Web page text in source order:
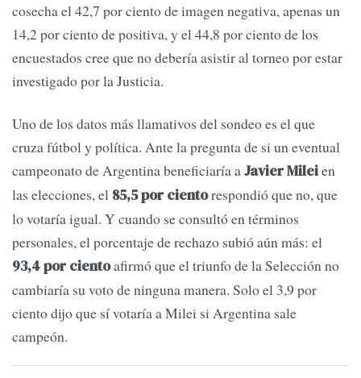
cosecha el 42,7 por ciento de imagen negativa, apenas un
14,2 por ciento de positiva, y el 44,8 por ciento de los
encuestados cree que no debería asistir al torneo por estar
investigado por la Justicia.
Uno de los datos más llamativos del sondeo es el que
cruza fútbol y política. Ante la pregunta de si un eventual
campeonato de Argentina beneficiaría aJavier Mileien
las elecciones, el 85,5 por cientorespondió que no, que
lo votaría igual. Y cuando se consultó en términos
personales, el porcentaje de rechazo subió aún más: el
93,4 por cientoafirmó que el triunfo de la Selección no
cambiaría su voto de ninguna manera. Solo el 3,9 por
ciento dijo que sí votaría a Milei si Argentina sale
campeón.